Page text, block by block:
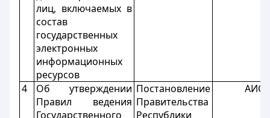
лиц, включаемых в
состав
государственных
электронных
информационных
ресурсов
4
Об утверждении
Правил ведения
Государственного
Постановление
Правительства
Республики
АИС